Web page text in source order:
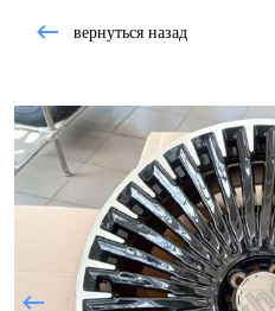
вернуться назад